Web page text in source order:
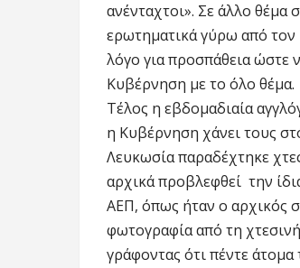
ανένταχτοι». Σε άλλο θέμα
ερωτηματικά γύρω από τον
λόγο για προσπάθεια ώστε
Κυβέρνηση με το όλο θέμα.
Τέλος η εβδομαδιαία
η Κυβέρνηση χάνει τους
Λευκωσία παραδέχτηκε
αρχικά προβλεφθεί την
ΑΕΠ, όπως ήταν ο αρχικός
φωτογραφία από τη
γράφοντας ότι πέντε